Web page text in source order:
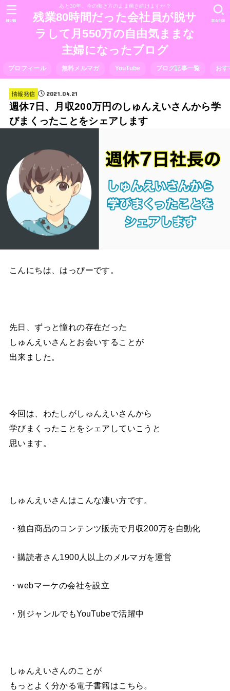
あと30年、今の働き方のまま働き続けますか？
残業80時間だった会社員が脱サ
ラして月550万の自由気ままな
主婦になったブログ
プロフィール 無料メルマガ YouTube ブログ記事一覧 おす
SEARCH
MENU
情報発信 2021.04.21
週休7日、月収200万円のしゅんえいさんから学
びまくったことをシェアします
こんにちは、はっぴーです。
先日、ずっと憧れの存在だった
しゅんえいさんとお会いすることが
出来ました。
今回は、わたしがしゅんえいさんから
学びまくったことをシェアしていこうと
思います。
しゅんえいさんはこんな凄い方です。
・独自商品のコンテンツ販売で月収200万を自動化
・購読者さん1900人以上のメルマガを運営
・webマーケの会社を設立
・別ジャンルでもYouTubeで活躍中
しゅんえいさんのことが
もっとよく分かる電子書籍はこちら。